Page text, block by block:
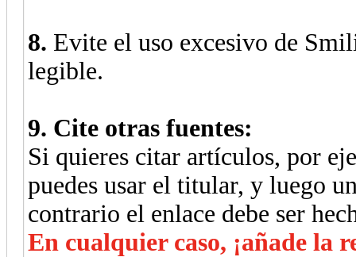
8. Evite el uso excesivo de
legible.
9. Cite otras fuentes:
Si quieres citar artículos, por
puedes usar el titular, y luego
contrario el enlace debe ser
En cualquier caso, ¡añade la